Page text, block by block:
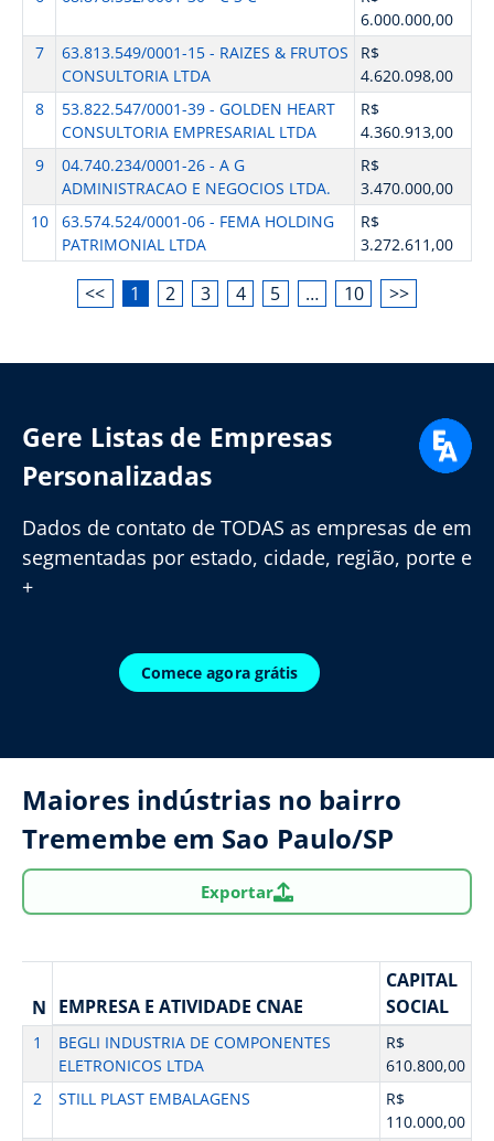
6.000.000,00
7
63.813.549/0001-15 - RAIZES & FRUTOS
CONSULTORIA LTDA
R$
4.620.098,00
8
53.822.547/0001-39 - GOLDEN HEART
CONSULTORIA EMPRESARIAL LTDA
R$
4.360.913,00
9
04.740.234/0001-26 - A G
ADMINISTRACAO E NEGOCIOS LTDA.
R$
3.470.000,00
10
63.574.524/0001-06 - FEMA HOLDING
PATRIMONIAL LTDA
R$
3.272.611,00
<< 1 2 3 4 5 … 10 >>
Gere Listas de Empresas
Personalizadas
Dados de contato de TODAS as empresas de em
segmentadas por estado, cidade, região, porte e
+
Comece agora grátis
Maiores indústrias no bairro
Tremembe em Sao Paulo/SP
Exportar
N EMPRESA E ATIVIDADE CNAE
CAPITAL
SOCIAL
1
BEGLI INDUSTRIA DE COMPONENTES
ELETRONICOS LTDA
R$
610.800,00
2
STILL PLAST EMBALAGENS
R$
110.000,00